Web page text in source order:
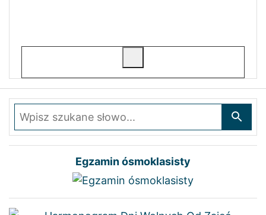
Wpisz szukane słowo
Egzamin ósmoklasisty